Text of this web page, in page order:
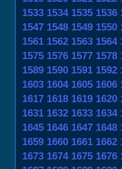
1533 1534 1535 1536
1547 1548 1549 1550
1561 1562 1563 1564
1575 1576 1577 1578
1589 1590 1591 1592
1603 1604 1605 1606
1617 1618 1619 1620
1631 1632 1633 1634
1645 1646 1647 1648
1659 1660 1661 1662
1673 1674 1675 1676